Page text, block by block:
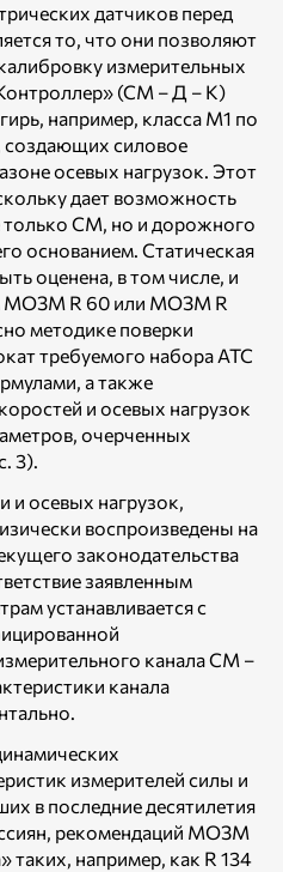
датчиков перед
то, что они позволяют
измерительных
(СМ – Д – К)
например, класса М1 по
силовое
осевых нагрузок. Этот
дает возможность
только СМ, но и дорожного
основанием. Статическая
оценена, в том числе, и
МОЗМ R 60 или МОЗМ R
методике поверки
требуемого набора АТС
а также
и осевых нагрузок
очерченных
3).
и осевых нагрузок,
воспроизведены на
законодательства
заявленным
устанавливается с
канала СМ –
канала
измерителей силы и
в последние десятилетия
рекомендаций МОЗМ
таких, например, как R 134